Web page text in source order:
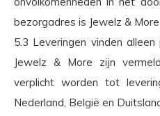
bezorgadres is Jewelz &
5.3 Leveringen vinden
Jewelz & More zijn
verplicht worden tot
Nederland, België en